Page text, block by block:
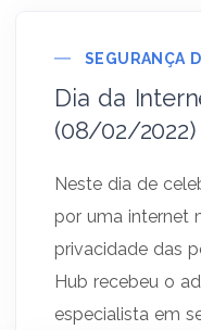
SEGURANÇA
Dia da
(08/02/2022)
Neste dia de
por uma internet
privacidade das
Hub recebeu o
especialista em